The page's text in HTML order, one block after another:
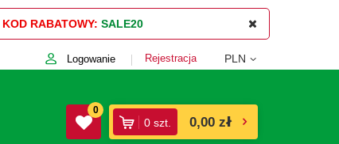
KOD RABATOWY: SALE20
Logowanie Rejestracja PLN
0
0 szt. 0,00 zł